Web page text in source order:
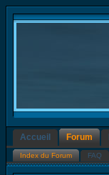
Accueil Forum
Index du Forum FAQ